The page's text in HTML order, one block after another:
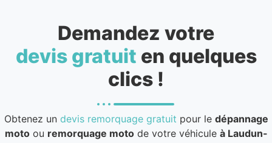
Demandez votre
devis gratuit en quelques
clics !
Obtenez un devis remorquage gratuit pour le dépannage
motoou remorquage motode votre véhicule à Laudun-